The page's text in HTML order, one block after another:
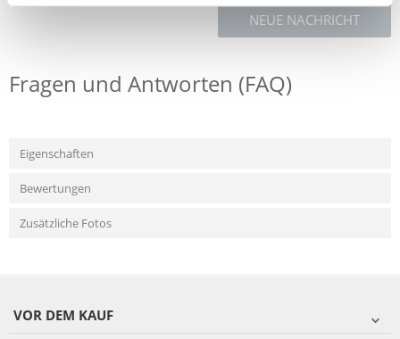
NEUE NACHRICHT
Fragen und Antworten (FAQ)
Eigenschaften
Bewertungen
Zusätzliche Fotos
VOR DEM KAUF